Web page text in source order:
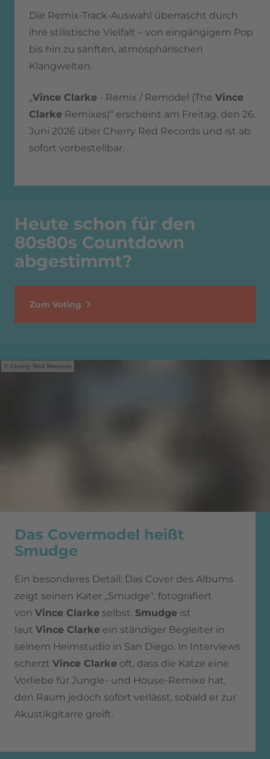
Die Remix-Track-Auswahl überrascht durch
ihre stilistische Vielfalt – von eingängigem Pop
bis hin zu sanften, atmosphärischen
Klangwelten.
„Vince Clarke - Remix / Remodel (The Vince
Clarke Remixes)“ erscheint am Freitag, den 26.
Juni 2026 über Cherry Red Records und ist ab
sofort vorbestellbar.
Heute schon für den
80s80s Countdown
abgestimmt?
Zum Voting
Cherry Red Records
Das Covermodel heißt
Smudge
Ein besonderes Detail: Das Cover des Albums
zeigt seinen Kater „Smudge“, fotografiert
von Vince Clarke selbst. Smudge ist
laut Vince Clarke ein ständiger Begleiter in
seinem Heimstudio in San Diego. In Interviews
scherzt Vince Clarke oft, dass die Katze eine
Vorliebe für Jungle- und House-Remixe hat,
den Raum jedoch sofort verlässt, sobald er zur
Akustikgitarre greift.